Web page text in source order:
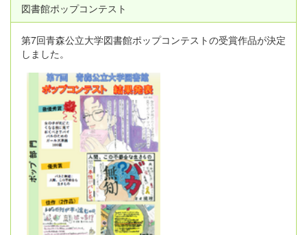
図書館ポップコンテスト
第7回青森公立大学図書館ポップコンテストの受賞作品が決定
しました。